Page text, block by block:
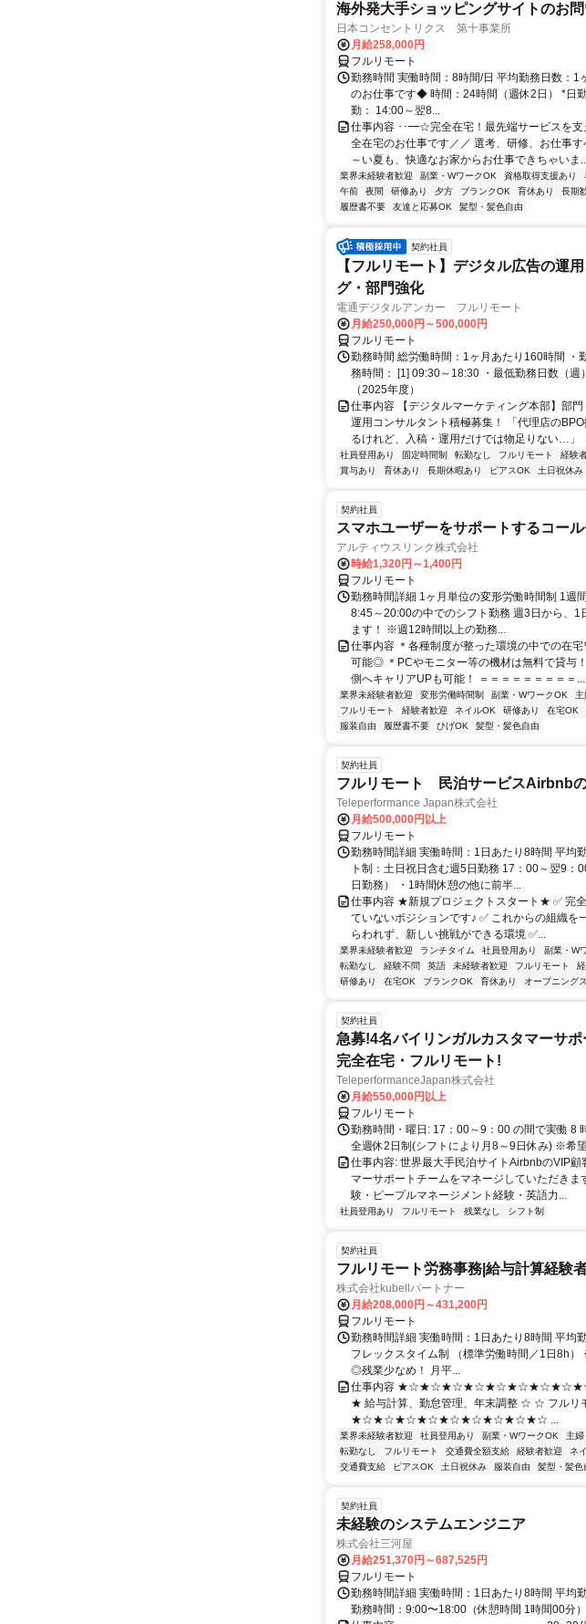
海外発大手ショッピングサイトのお
日本コンセントリクス 第十事業所
月給258,000円
フルリモート
勤務時間 実働時間：8時間/日 平均勤務日数：
のお仕事です◆ 時間：24時間（週休2日） *日
勤： 14:00～翌8...
仕事内容 ･･━☆完全在宅！最先端サービスを
全在宅のお仕事です／／ 選考、研修、お仕事
～い夏も、快適なお家からお仕事できちゃいま
業界未経験者歓迎 副業・WワークOK 資格取得支援あり
午前
夜間 研修あり 夕方 ブランクOK 育休あり 長期
履歴書不要
友達と応募OK 髪型・髪色自由
契約社員
【フルリモート】デジタル広告の
グ・部門強化
電通デジタルアンカー フルリモート
月給250,000円～500,000円
フルリモート
勤務時間 総労働時間：1ヶ月あたり160時間 ・
務時間： [1] 09:30～18:30 ・最低勤務日数（
（2025年度）
仕事内容 【デジタルマーケティング本部】部
運用コンサルタント積極募集！ 「代理店の
るけれど、入稿・運用だけでは物足りない…」
社員登用あり 固定時間制 転勤なし フルリモート 経験
賞与あり
育休あり 長期休暇あり ピアスOK 土日祝休み
契約社員
スマホユーザーをサポートするコー
アルティウスリンク株式会社
時給1,320円～1,400円
フルリモート
勤務時間詳細 1ヶ月単位の変形労働時間制 1週
8:45～20:00の中でのシフト勤務 週3日から、1
ます！ ※週12時間以上の勤務...
仕事内容 ＊各種制度が整った環境の中での在
可能◎ ＊PCやモニター等の機材は無料で貸与
側へキャリアUPも可能！ ＝＝＝＝＝＝＝＝＝...
業界未経験者歓迎 変形労働時間制 副業・WワークOK
フルリモート
経験者歓迎 ネイルOK 研修あり 在宅OK
服装自由
履歴書不要 ひげOK 髪型・髪色自由
契約社員
フルリモート 民泊サービスAirbnb
Teleperformance Japan株式会社
月給500,000円以上
フルリモート
勤務時間詳細 実働時間：1日あたり8時間 平均
ト制：土日祝日含む週5日勤務 17：00～翌9：
日勤務） ・1時間休憩の他に前半...
仕事内容 ★新規プロジェクトスタート★ ✅ 完
ていないポジションです♪ ✅ これからの組織を
らわれず、新しい挑戦ができる環境 ✅...
業界未経験者歓迎 ランチタイム 社員登用あり 副業・W
転勤なし
経験不問 英語 未経験者歓迎 フルリモート
研修あり
在宅OK ブランクOK 育休あり オープニング
契約社員
急募!4名バイリンガルカスタマーサ
完全在宅・フルリモート!
TeleperformanceJapan株式会社
月給550,000円以上
フルリモート
勤務時間・曜日: 17：00～9：00 の間で実働 8
全週休2日制(シフトにより月8～9日休み) ※希
仕事内容: 世界最大手民泊サイトAirbnbのVIP
マーサポートチームをマネージしていただき
験・ピープルマネージメント経験・英語力...
社員登用あり フルリモート 残業なし シフト制
契約社員
フルリモート労務事務|給与計算経験
株式会社kubellパートナー
月給208,000円～431,200円
フルリモート
勤務時間詳細 実働時間：1日あたり8時間 平均
フレックスタイム制 （標準労働時間／1日8h
◎残業少なめ！ 月平...
仕事内容 ★☆★☆★☆★☆★☆★☆★☆★☆★☆ ☆
★ 給与計算、勤怠管理、年末調整 ☆ ☆ フルリ
★☆★☆★☆★☆★☆★☆★☆★☆★☆ ...
業界未経験者歓迎 社員登用あり 副業・WワークOK 主
転勤なし
フルリモート 交通費全額支給 経験者歓迎 ネ
交通費支給
ピアスOK 土日祝休み 服装自由 髪型・髪色
契約社員
未経験のシステムエンジニア
株式会社三河屋
月給251,370円～687,525円
フルリモート
勤務時間詳細 実働時間：1日あたり8時間 平均
勤務時間：9:00〜18:00（休憩時間 1時間00分